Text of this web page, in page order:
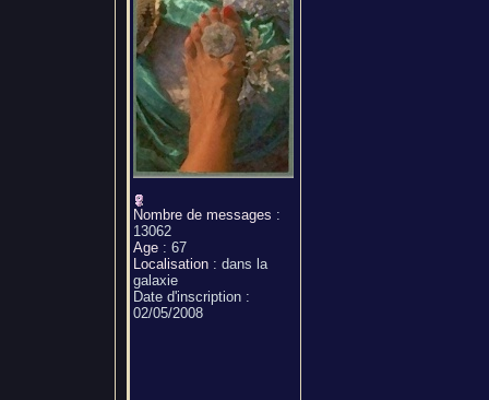
Nombre de messages :
13062
Age: 67
Localisation: dans la
galaxie
Date d'inscription :
02/05/2008